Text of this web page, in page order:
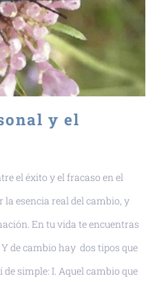
y el
el éxito y el fracaso en el
esencia real del cambio, y
En tu vida te encuentras
de cambio hay dos tipos que
simple: I. Aquel cambio que